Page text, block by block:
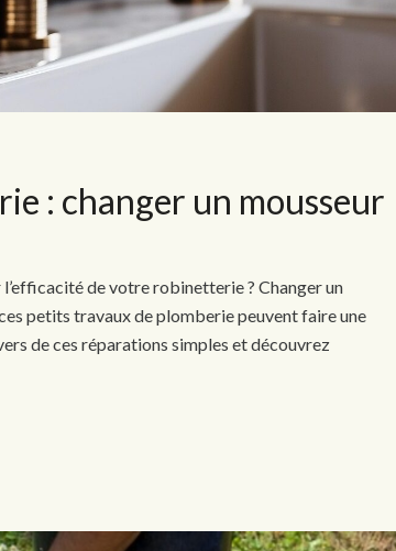
: changer un mousseur
de votre robinetterie ? Changer un
petits travaux de plomberie peuvent faire une
de ces réparations simples et découvrez